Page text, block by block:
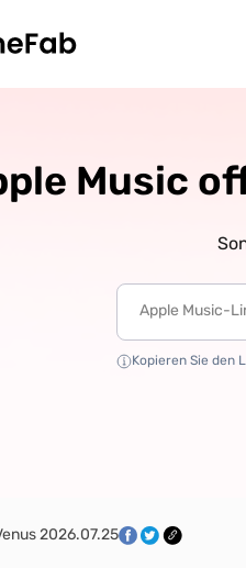
Music
Kopieren Sie den
2026.07.25